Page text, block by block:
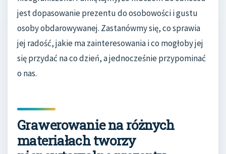
jest dopasowanie prezentu do osobowości i gustu
osoby obdarowywanej. Zastanówmy się, co sprawia
jej radość, jakie ma zainteresowania i co mogłoby jej
się przydać na co dzień, a jednocześnie przypominać
o nas.
Grawerowanie na różnych
materiałach tworzy